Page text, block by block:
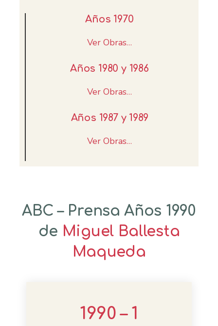
Años 1970
Ver Obras…
Años 1980 y 1986
Ver Obras…
Años 1987 y 1989
Ver Obras…
ABC – Prensa Años 1990
de Miguel Ballesta
Maqueda
1990 – 1